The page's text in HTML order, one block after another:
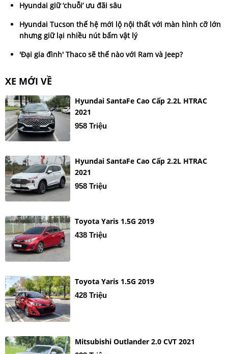
Hyundai giữ ‘chuỗi’ ưu đãi sâu
Hyundai Tucson thế hệ mới lộ nội thất với màn hình cỡ lớn
nhưng giữ lại nhiều nút bấm vật lý
'Đại gia đình' Thaco sẽ thế nào với Ram và Jeep?
XE MỚI VỀ
Hyundai SantaFe Cao Cấp 2.2L HTRAC
2021
958 Triệu
Hyundai SantaFe Cao Cấp 2.2L HTRAC
2021
958 Triệu
Toyota Yaris 1.5G 2019
438 Triệu
Toyota Yaris 1.5G 2019
428 Triệu
Mitsubishi Outlander 2.0 CVT 2021